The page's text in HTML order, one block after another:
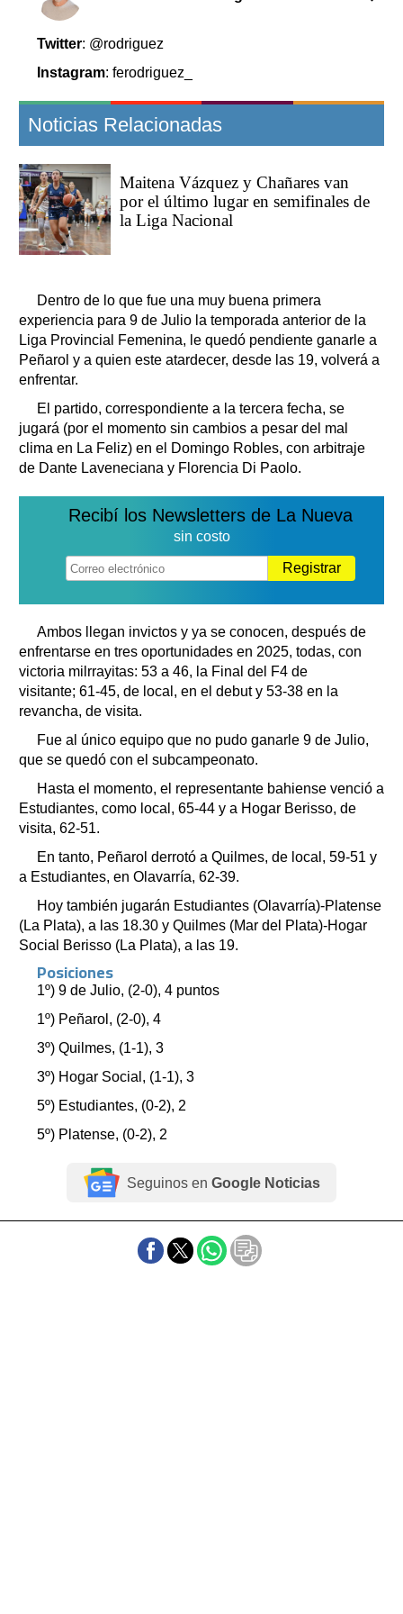
Clasificados
Farmacias
Transportes
Loterías
Fúnebres
Edictos
Teléfonos de urgencia
Twitter: @rodriguez
Instagram: ferodriguez_
Noticias Relacionadas
Maitena Vázquez y Chañares van
por el último lugar en semifinales de
la Liga Nacional
Dentro de lo que fue una muy buena primera
experiencia para 9 de Julio la temporada anterior de la
Liga Provincial Femenina, le quedó pendiente ganarle a
Peñarol y a quien este atardecer, desde las 19, volverá a
enfrentar.
El partido, correspondiente a la tercera fecha, se
jugará (por el momento sin cambios a pesar del mal
clima en La Feliz) en el Domingo Robles, con arbitraje
de Dante Laveneciana y Florencia Di Paolo.
Recibí los Newsletters de La Nueva
sin costo
Registrar
Ambos llegan invictos y ya se conocen, después de
enfrentarse en tres oportunidades en 2025, todas, con
victoria milrrayitas: 53 a 46, la Final del F4 de
visitante; 61-45, de local, en el debut y 53-38 en la
revancha, de visita.
Fue al único equipo que no pudo ganarle 9 de Julio,
que se quedó con el subcampeonato.
Hasta el momento, el representante bahiense venció a
Estudiantes, como local, 65-44 y a Hogar Berisso, de
visita, 62-51.
En tanto, Peñarol derrotó a Quilmes, de local, 59-51 y
a Estudiantes, en Olavarría, 62-39.
Hoy también jugarán Estudiantes (Olavarría)-Platense
(La Plata), a las 18.30 y Quilmes (Mar del Plata)-Hogar
Social Berisso (La Plata), a las 19.
Posiciones
1º) 9 de Julio, (2-0), 4 puntos
1º) Peñarol, (2-0), 4
3º) Quilmes, (1-1), 3
3º) Hogar Social, (1-1), 3
5º) Estudiantes, (0-2), 2
5º) Platense, (0-2), 2
Seguinos en Google Noticias